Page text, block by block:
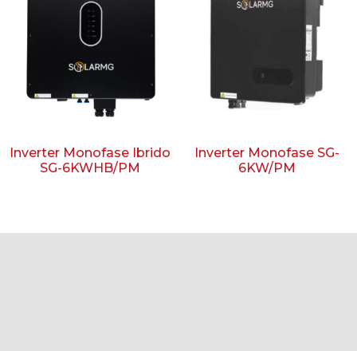
Inverter Monofase Ibrido
SG-6KWHB/PM
Inverter Monofase SG-
6KW/PM